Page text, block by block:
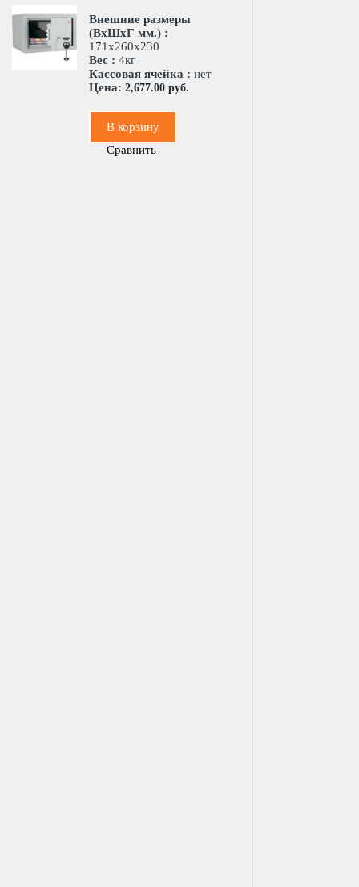
Внешние размеры
(ВхШхГ мм.) :
171х260х230
Вес : 4кг
Кассовая ячейка : нет
Цена: 2,677.00 руб.
В корзину
Сравнить